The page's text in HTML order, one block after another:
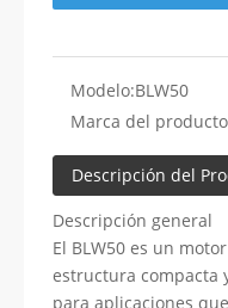
Modelo:BLW50
Marca del
Descripción del
Descripción general
El BLW50 es un
estructura compacta
para aplicaciones